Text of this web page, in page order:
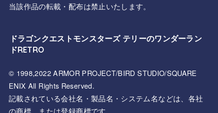
当該作品の転載・配布は禁止いたします。
ドラゴンクエストモンスターズ テリーのワンダーラン
ドRETRO
© 1998,2022 ARMOR PROJECT/BIRD STUDIO/SQUARE
ENIX All Rights Reserved.
記載されている会社名・製品名・システム名などは、各社
の商標、または登録商標です